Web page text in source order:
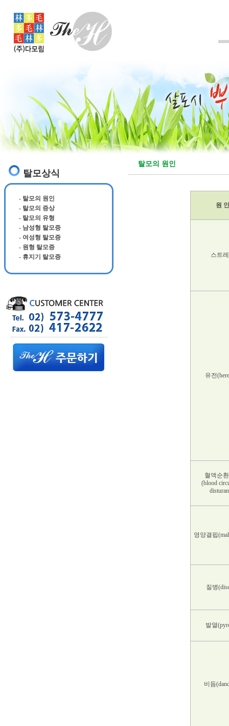
탈모상식
- 탈모의 원인
- 탈모의 증상
- 탈모의 유형
- 남성형 탈모증
- 여성형 탈모증
- 원형 탈모증
- 휴지기 탈모증
탈모의 원인
원 인
스트
유전
혈액순
(blood
영양결핍
질병
발열
비듬